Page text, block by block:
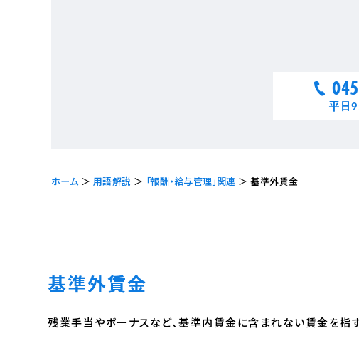
平日
ホーム＞ 用語解説 ＞ 「報酬・給与管理」関連 ＞基準外賃金
基準外賃金
残業手当やボーナスなど、基準内賃金に含まれない賃金を指す